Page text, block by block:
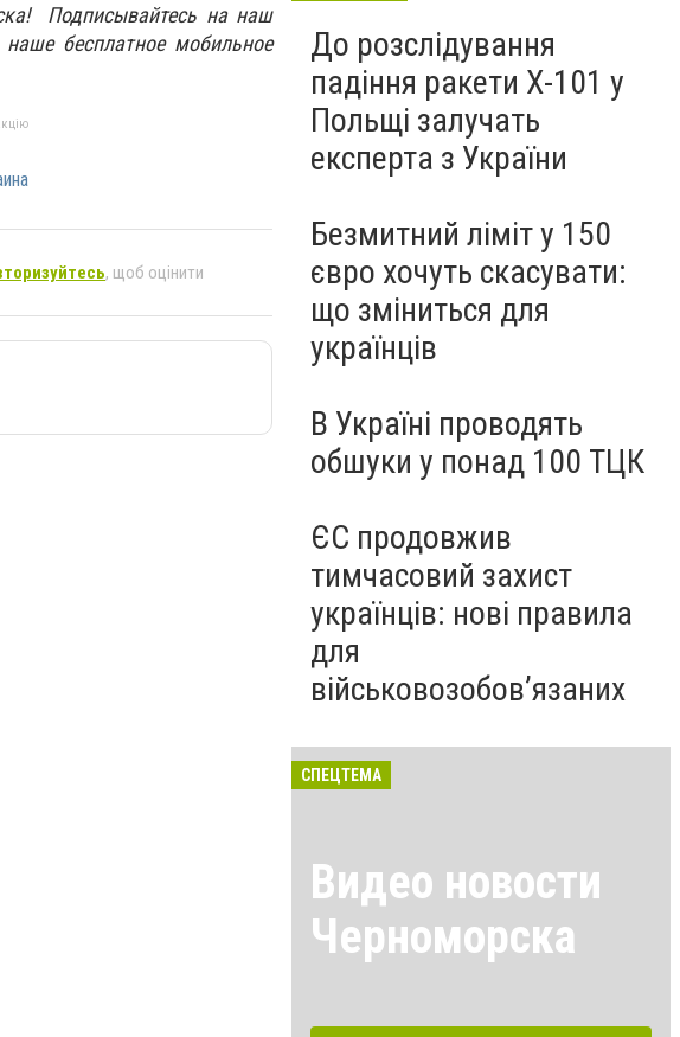
Подписывайтесь на наш
бесплатное мобильное
, щоб оцінити
До розслідування
падіння ракети Х-101 у
Польщі залучать
експерта з України
Безмитний ліміт у 150
євро хочуть скасувати:
що зміниться для
українців
В Україні проводять
обшуки у понад 100 ТЦК
ЄС продовжив
тимчасовий захист
українців: нові правила
для
військовозобов’язаних
СПЕЦТЕМА
Видео новости
Черноморска